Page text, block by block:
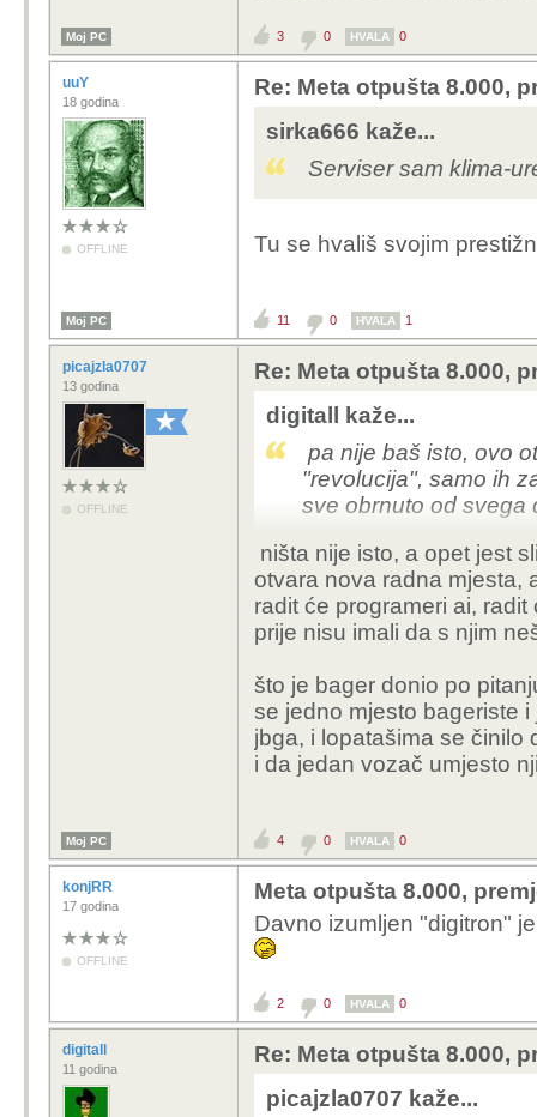
Moj PC 3 0 HVALA 0
uuY
18 godina
OFFLINE
Re: Meta otpušta 8.000,
sirka666 kaže...
Serviser sam klima-
Tu se hvališ svojim
Moj PC 11 0 HVALA 1
picajzla0707
13 godina
OFFLINE
Re: Meta otpušta 8.000,
digitall kaže...
pa nije baš isto, ovo
"revolucija", samo ih
sve obrnuto od svega
što se tiče
već sad rade čudesa
ništa nije isto, a opet jest
otvara nova radna mjesta,
radit će programeri ai,
prije nisu imali da s njim
što je bager donio po
se jedno mjesto bageriste
jbga, i lopatašima se činilo
i da jedan vozač umjesto
Moj PC 4 0 HVALA 0
konjRR
17 godina
OFFLINE
Meta otpušta 8.000,
Davno izumljen "digitron"
2 0 HVALA 0
digitall
11 godina
Re: Meta otpušta 8.000,
picajzla0707 kaže...